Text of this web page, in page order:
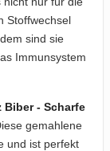
Stoffwechsel
sind sie
Immunsystem
Biber - Scharfe
gemahlene
und ist perfekt